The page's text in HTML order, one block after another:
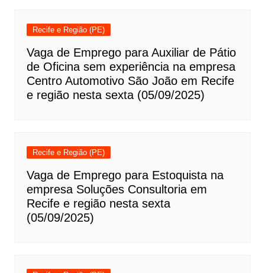
Recife e Região (PE)
Vaga de Emprego para Auxiliar de Pátio
de Oficina sem experiência na empresa
Centro Automotivo São João em Recife
e região nesta sexta (05/09/2025)
Recife e Região (PE)
Vaga de Emprego para Estoquista na
empresa Soluções Consultoria em
Recife e região nesta sexta
(05/09/2025)